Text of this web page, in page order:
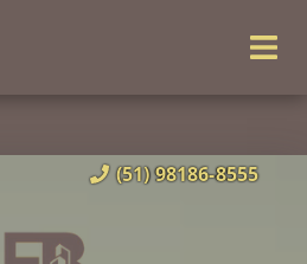
(51) 98186-8555